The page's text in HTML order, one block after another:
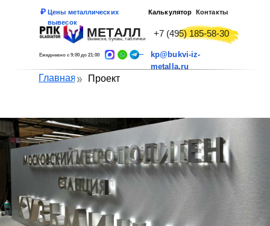
Цены металлических
вывесок
Калькулятор
Ежедневно с 9:00 до 21:00
+7 (495) 185-58-30
kp@bukvi-iz-
metalla.ru
Контакты
Вывески, буквы, таблички
МЕТАЛЛ
Главная Проект